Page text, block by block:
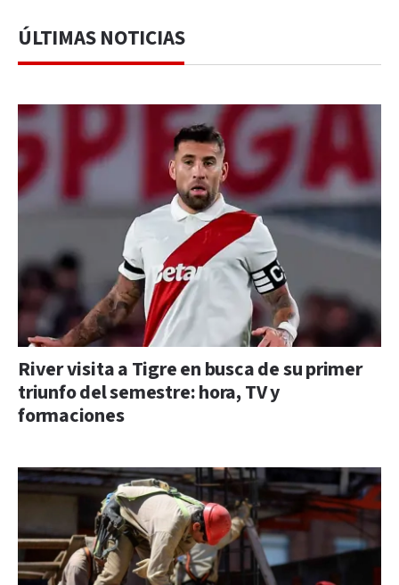
ÚLTIMAS NOTICIAS
River visita a Tigre en busca de su primer
triunfo del semestre: hora, TV y
formaciones